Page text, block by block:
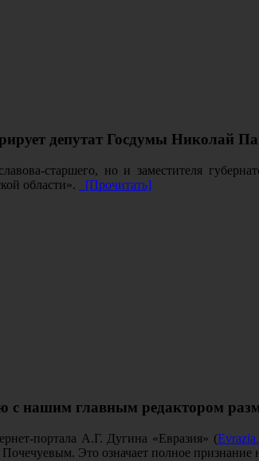
депутат Госдумы Николай
старшего, но и заместителя
области».
[Прочитать]
нашим главным редактором
портала А.Г. Дугина «Евразия» (
Это означает полное